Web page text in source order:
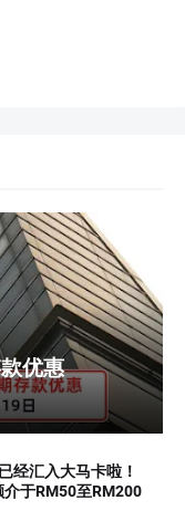
优惠
经汇入大马卡啦！
于RM50至RM200